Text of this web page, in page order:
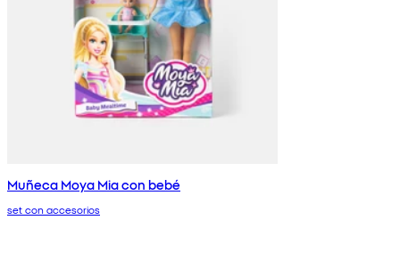
Muñeca Moya Mia con bebé
set con accesorios